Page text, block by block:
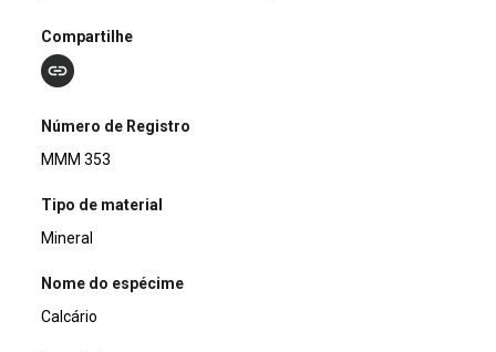
Compartilhe
Número de Registro
MMM 353
Tipo de material
Mineral
Nome do espécime
Calcário